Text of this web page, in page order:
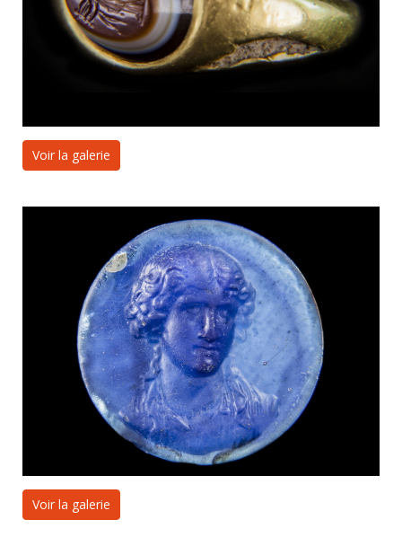
Voir la galerie
Voir la galerie